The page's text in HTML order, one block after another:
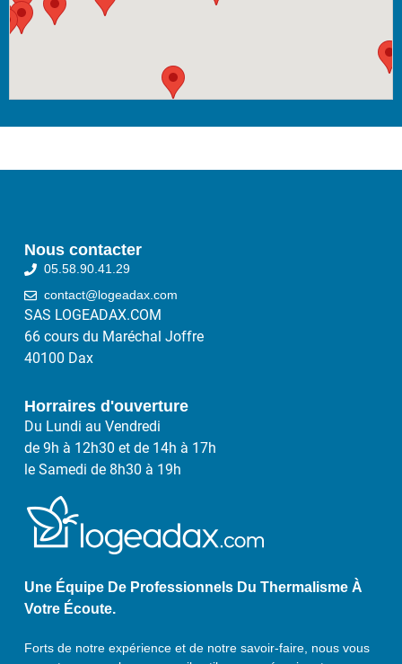
Une Équipe De Professionnels Du Thermalisme À
Votre Écoute.
Forts de notre expérience et de notre savoir-faire, nous vous
Nous contacter
05.58.90.41.29
contact@logeadax.com
SAS LOGEADAX.COM
66 cours du Maréchal Joffre
40100 Dax
Horraires d'ouverture
Du Lundi au Vendredi
de 9h à 12h30 et de 14h à 17h
le Samedi de 8h30 à 19h